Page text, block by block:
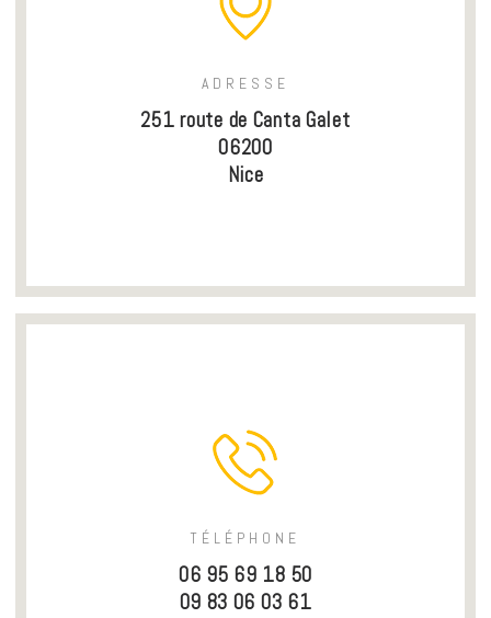
ADRESSE
251 route de Canta Galet
06200
Nice
TÉLÉPHONE
06 95 69 18 50
09 83 06 03 61